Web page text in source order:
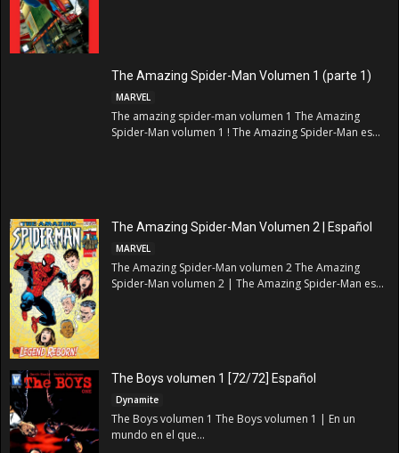
The Amazing Spider-Man Volumen 1 (parte 1)
MARVEL
The amazing spider-man volumen 1 The Amazing
Spider-Man volumen 1 ! The Amazing Spider-Man es...
The Amazing Spider-Man Volumen 2 | Español
MARVEL
The Amazing Spider-Man volumen 2 The Amazing
Spider-Man volumen 2 | The Amazing Spider-Man es...
The Boys volumen 1 [72/72] Español
Dynamite
The Boys volumen 1 The Boys volumen 1 | En un
mundo en el que...